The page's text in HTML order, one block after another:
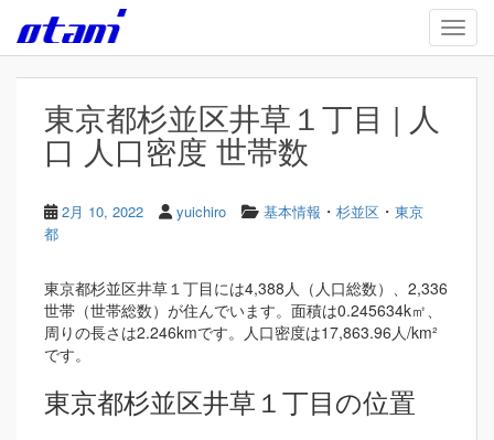
Skip to main content
東京都杉並区井草１丁目 | 人
口 人口密度 世帯数
2月 10, 2022 yuichiro 基本情報 ・ 杉並区 ・ 東京
都
東京都杉並区井草１丁目には4,388人（人口総数）、2,336
世帯（世帯総数）が住んでいます。面積は0.245634k㎡、
周りの長さは2.246kmです。人口密度は17,863.96人/km²
です。
東京都杉並区井草１丁目の位置